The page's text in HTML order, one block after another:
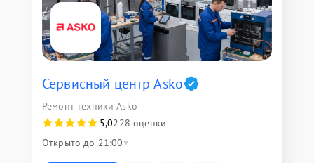
Сервисный центр Asko
Ремонт техники Asko
5,0228 оценки
Открыто до 21:00